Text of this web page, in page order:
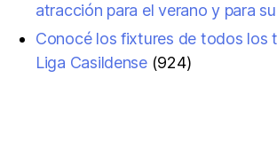
atracción para el verano y para
Conocé los fixtures de todos los
Liga Casildense (924)